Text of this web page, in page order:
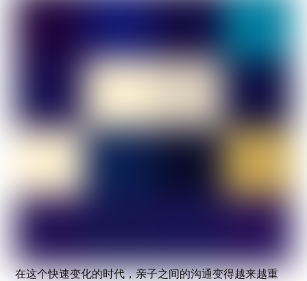
在这个快速变化的时代，亲子之间的沟通变得越来越重